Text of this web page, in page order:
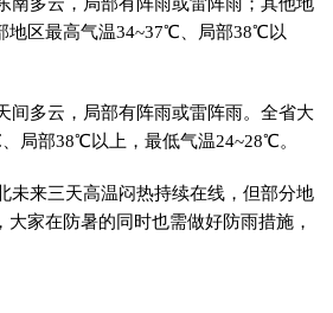
地区最高气温34~37℃、局部38℃以
间多云，局部有阵雨或雷阵雨。全省大
局部38℃以上，最低气温24~28℃。
未来三天高温闷热持续在线，但部分地
家在防暑的同时也需做好防雨措施，